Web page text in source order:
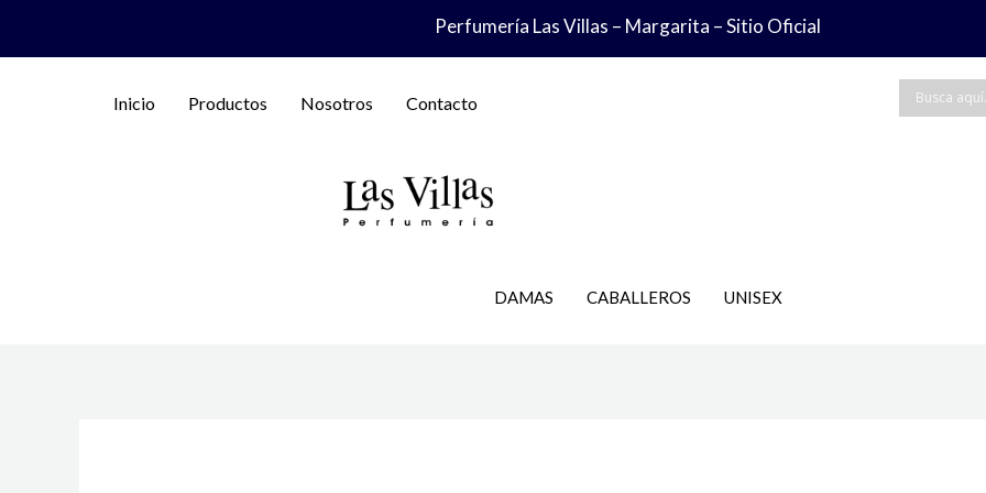
Perfumería Las Villas – Margarita – Sitio Oficial
Inicio Productos Nosotros Contacto
DAMAS CABALLEROS UNISEX